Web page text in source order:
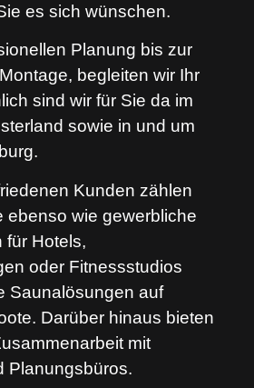
es sich wünschen.
Planung bis zur
begleiten wir Ihr
sind wir für Sie da im
sowie in und um
Kunden zählen
ebenso wie gewerbliche
für Hotels,
oder Fitnessstudios
Saunalösungen auf
Darüber hinaus bieten
mit
Planungsbüros.